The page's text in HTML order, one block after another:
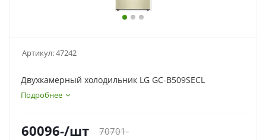
Артикул:47242
Двухкамерный холодильник LG GC-B509SECL
Подробнее
60096-/шт 70701-